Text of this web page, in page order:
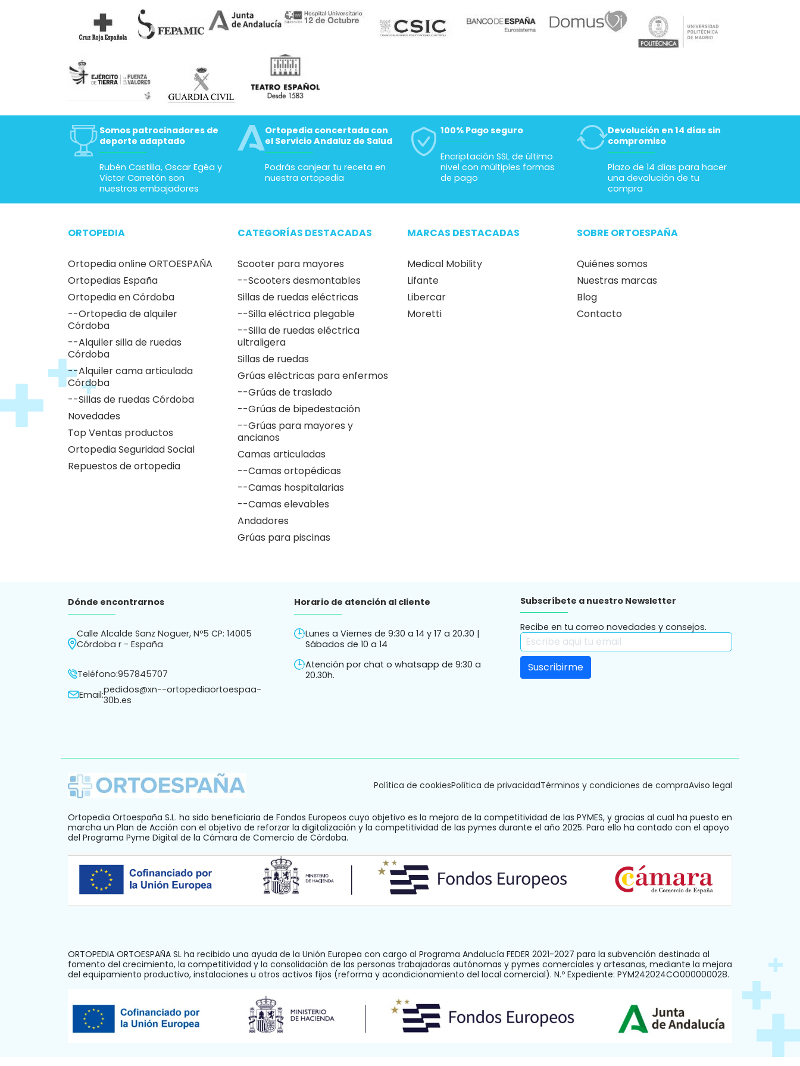
Somos patrocinadores de
deporte adaptado
Rubén Castilla, Oscar Egéa y
Victor Carretón son
nuestros embajadores
Ortopedia concertada con
el Servicio Andaluz de Salud
Podrás canjear tu receta en
nuestra ortopedia
100% Pago seguro
Encriptación SSL de último
nivel con múltiples formas
de pago
Devolución en 14 días sin
compromiso
Plazo de 14 días para hacer
una devolución de tu
compra
ORTOPEDIA
Ortopedia online ORTOESPAÑA
Ortopedias España
Ortopedia en Córdoba
--Ortopedia de alquiler
Córdoba
--Alquiler silla de ruedas
Córdoba
--Alquiler cama articulada
Córdoba
--Sillas de ruedas Córdoba
Novedades
Top Ventas productos
Ortopedia Seguridad Social
Repuestos de ortopedia
CATEGORÍAS DESTACADAS
Scooter para mayores
--Scooters desmontables
Sillas de ruedas eléctricas
--Silla eléctrica plegable
--Silla de ruedas eléctrica
ultraligera
Sillas de ruedas
Grúas eléctricas para enfermos
--Grúas de traslado
--Grúas de bipedestación
--Grúas para mayores y
ancianos
Camas articuladas
--Camas ortopédicas
--Camas hospitalarias
--Camas elevables
Andadores
Grúas para piscinas
MARCAS DESTACADAS
Medical Mobility
Lifante
Libercar
Moretti
SOBRE ORTOESPAÑA
Quiénes somos
Nuestras marcas
Blog
Contacto
Dónde encontrarnos
Calle Alcalde Sanz Noguer, Nº5 CP: 14005
Córdoba r - España
Teléfono:957845707
Email:pedidos@xn--ortopediaortoespaa-
30b.es
Horario de atención al cliente
Lunes a Viernes de 9:30 a 14 y 17 a 20.30 |
Sábados de 10 a 14
Atención por chat o whatsapp de 9:30 a
20.30h.
Subscríbete a nuestro Newsletter
Recibe en tu correo novedades y consejos.
Política de cookiesPolítica de privacidadTérminos y condiciones de compraAviso legal
Ortopedia Ortoespaña S.L. ha sido beneficiaria de Fondos Europeos cuyo objetivo es la mejora de la competitividad de las PYMES, y gracias al cual ha puesto en
marcha un Plan de Acción con el objetivo de reforzar la digitalización y la competitividad de las pymes durante el año 2025. Para ello ha contado con el apoyo
del Programa Pyme Digital de la Cámara de Comercio de Córdoba.
ORTOPEDIA ORTOESPAÑA SL ha recibido una ayuda de la Unión Europea con cargo al Programa Andalucía FEDER 2021-2027 para la subvención destinada al
fomento del crecimiento, la competitividad y la consolidación de las personas trabajadoras autónomas y pymes comerciales y artesanas, mediante la mejora
del equipamiento productivo, instalaciones u otros activos fijos (reforma y acondicionamiento del local comercial). N.º Expediente: PYM242024CO000000028.